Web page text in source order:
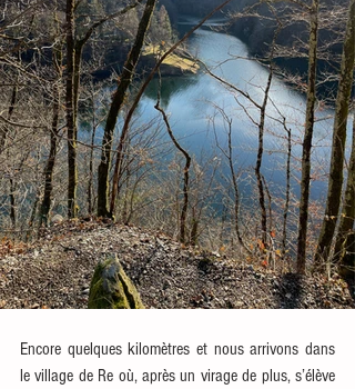
Encore quelques kilomètres et nous arrivons dans
le village de Re où, après un virage de plus, s’élève